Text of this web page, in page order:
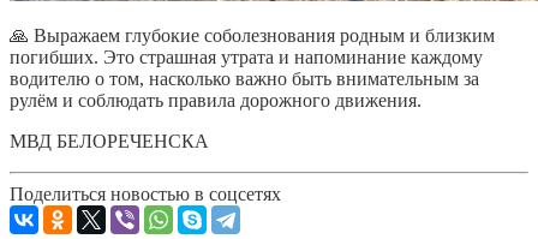
🙏 Выражаем глубокие соболезнования родным и близким
погибших. Это страшная утрата и напоминание каждому
водителю о том, насколько важно быть внимательным за
рулём и соблюдать правила дорожного движения.
МВД БЕЛОРЕЧЕНСКА
Поделиться новостью в соцсетях